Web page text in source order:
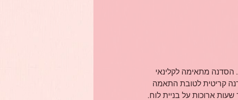
ורביעי (3+6.10.2021) בין השעות 20:00-22:00. סך הכל 4 שעות. הסדנה מתאימה לקלינאי
קריטית לטובת התאמה
ארוכות על בניית לוח.